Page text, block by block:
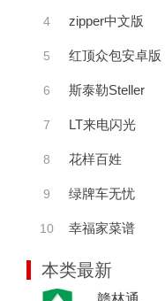
4 zipper中文版
5 红顶众包安卓版
6 斯泰勒Steller
7 LT来电闪光
8 花样百姓
9 绿牌车无忧
10 幸福家菜谱
本类最新